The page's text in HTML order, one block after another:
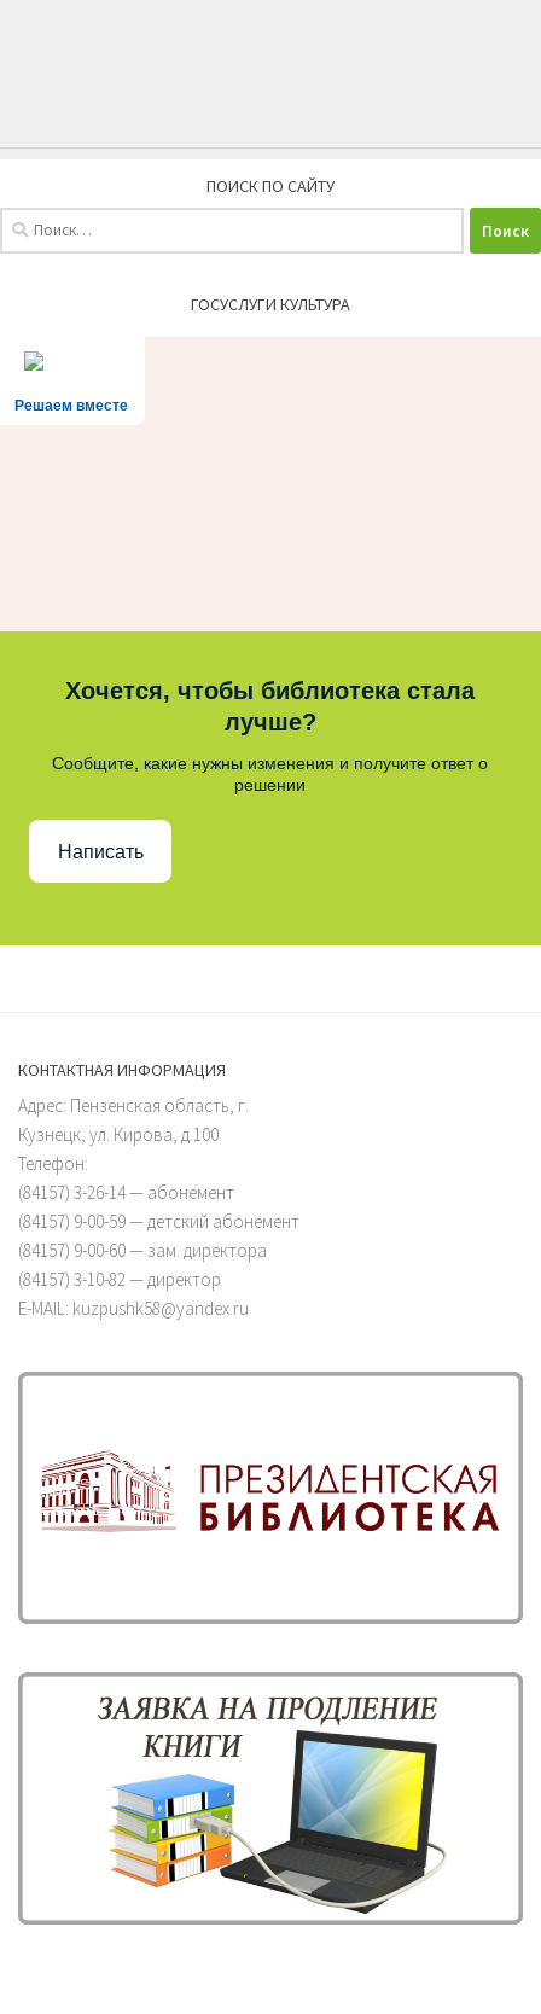
ПОИСК ПО САЙТУ
ГОСУСЛУГИ КУЛЬТУРА
Решаем вместе
Хочется, чтобы библиотека стала
лучше?
Сообщите, какие нужны изменения и получите ответ о
решении
Написать
КОНТАКТНАЯ ИНФОРМАЦИЯ
Адрес: Пензенская область, г.
Кузнецк, ул. Кирова, д.100
Телефон:
(84157) 3-26-14 — абонемент
(84157) 9-00-59 — детский абонемент
(84157) 9-00-60 — зам. директора
(84157) 3-10-82 — директор
E-MAIL: kuzpushk58@yandex.ru